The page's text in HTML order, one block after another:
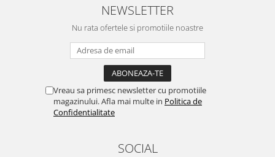
NEWSLETTER
Nu rata ofertele si promotiile noastre
Vreau sa primesc newsletter cu promotiile
magazinului. Afla mai multe in Politica de
Confidentialitate
SOCIAL